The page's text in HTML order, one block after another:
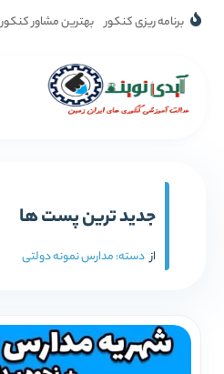
برنامه ریزی کنکور بهترین مشاور کنکور
جدید ترین پست ها
ازدسته:مدارس نمونه دولتی